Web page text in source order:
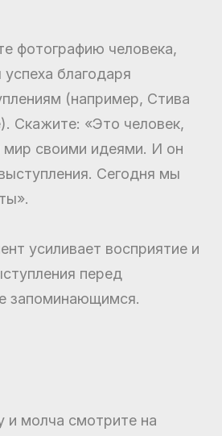
фотографию человека,
благодаря
(например, Стива
Скажите: «Это человек,
мир своими идеями. И он
Сегодня мы
усиливает восприятие и
перед
запоминающимся.
и молча смотрите на